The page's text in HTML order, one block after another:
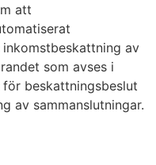
att
av
som avses i
beskattningsbeslut
av sammanslutningar.